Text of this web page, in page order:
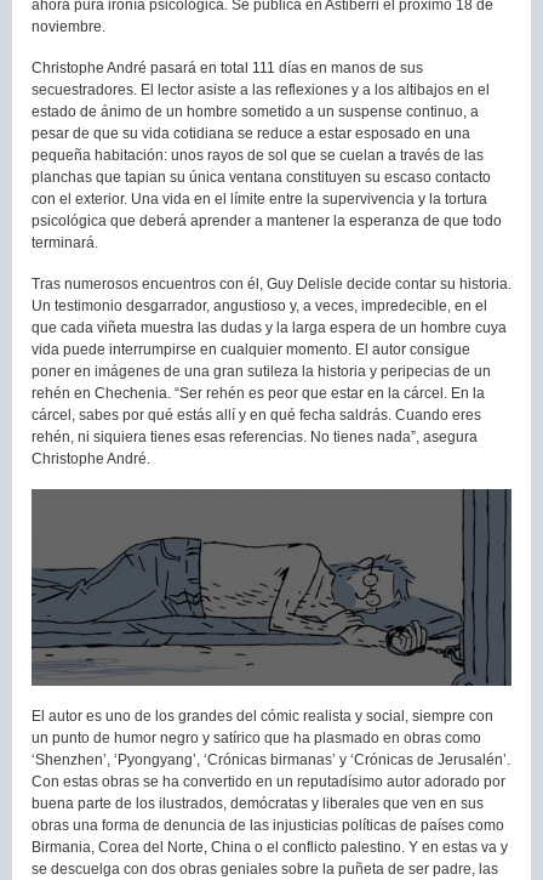
ahora pura ironía psicológica. Se publica en Astiberri el próximo 18 de
noviembre.
Christophe André pasará en total 111 días en manos de sus
secuestradores. El lector asiste a las reflexiones y a los altibajos en el
estado de ánimo de un hombre sometido a un suspense continuo, a
pesar de que su vida cotidiana se reduce a estar esposado en una
pequeña habitación: unos rayos de sol que se cuelan a través de las
planchas que tapian su única ventana constituyen su escaso contacto
con el exterior. Una vida en el límite entre la supervivencia y la tortura
psicológica que deberá aprender a mantener la esperanza de que todo
terminará.
Tras numerosos encuentros con él, Guy Delisle decide contar su historia.
Un testimonio desgarrador, angustioso y, a veces, impredecible, en el
que cada viñeta muestra las dudas y la larga espera de un hombre cuya
vida puede interrumpirse en cualquier momento. El autor consigue
poner en imágenes de una gran sutileza la historia y peripecias de un
rehén en Chechenia. “Ser rehén es peor que estar en la cárcel. En la
cárcel, sabes por qué estás allí y en qué fecha saldrás. Cuando eres
rehén, ni siquiera tienes esas referencias. No tienes nada”, asegura
Christophe André.
El autor es uno de los grandes del cómic realista y social, siempre con
un punto de humor negro y satírico que ha plasmado en obras como
‘Shenzhen’, ‘Pyongyang’, ‘Crónicas birmanas’ y ‘Crónicas de Jerusalén’.
Con estas obras se ha convertido en un reputadísimo autor adorado por
buena parte de los ilustrados, demócratas y liberales que ven en sus
obras una forma de denuncia de las injusticias políticas de países como
Birmania, Corea del Norte, China o el conflicto palestino. Y en estas va y
se descuelga con dos obras geniales sobre la puñeta de ser padre, las